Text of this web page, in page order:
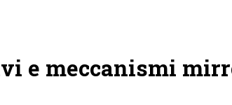
e meccanismi